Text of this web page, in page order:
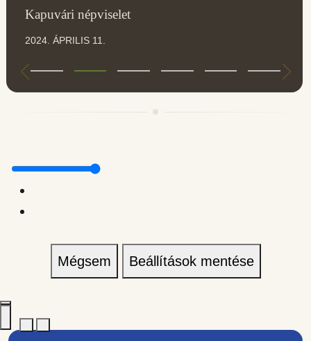
Kapuvári népviselet
2024. ÁPRILIS 11.
Mégsem Beállítások mentése